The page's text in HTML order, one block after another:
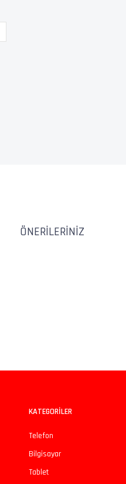
ÖNERILERINIZ
KATEGORİLER
Telefon
Bilgisayar
Tablet